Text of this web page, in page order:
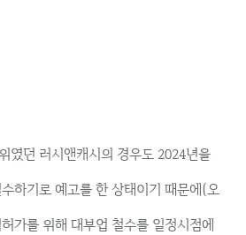
였던 러시앤캐시의 경우도 2024년을
하기로 예고를 한 상태이기 때문에(오
가를 위해 대부업 철수를 일정시점에